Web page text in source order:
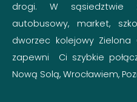
drogi. W sąsiedztwie
autobusowy, market,
dworzec kolejowy
zapewni Ci szybkie
Nową Solą, Wrocławiem,